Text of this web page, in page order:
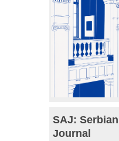
SAJ:
Journal